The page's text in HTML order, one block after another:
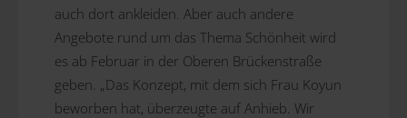
auch dort ankleiden. Aber auch andere
Angebote rund um das Thema Schönheit wird
es ab Februar in der Oberen Brückenstraße
geben. „Das Konzept, mit dem sich Frau Koyun
beworben hat, überzeugte auf Anhieb. Wir